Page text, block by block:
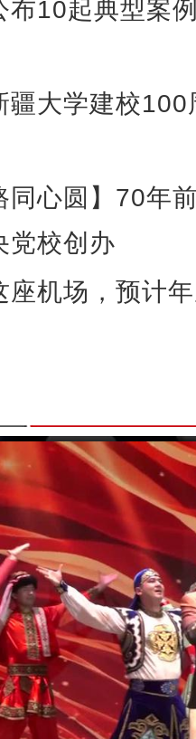
布10起典型案
疆大学建校
同心圆】70年
党校创办
座机场，预计
是武！新疆小学生